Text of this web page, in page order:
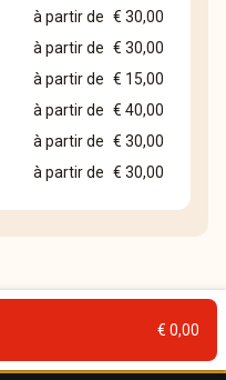
à partir de € 30,00
à partir de € 30,00
à partir de € 15,00
à partir de € 40,00
à partir de € 30,00
à partir de € 30,00
€ 0,00